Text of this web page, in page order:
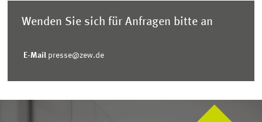
Wenden Sie sich für Anfragen bitte an
E-Mail presse@zew.de